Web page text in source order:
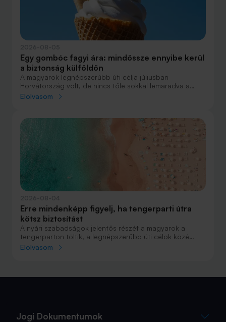
Egy gombóc fagyi ára: mindössze ennyibe kerül
a biztonság külföldön
A magyarok legnépszerűbb úti célja júliusban
Horvátország volt, de nincs tőle sokkal lemaradva a
júniust megnyerő Olaszország sem. A tengerparti
nyaralásnak, mint repülővel.
Elolvasom
Erre mindenképp figyelj, ha tengerparti útra
kötsz biztosítást
A nyári szabadságok jelentős részét a magyarok a
tengerparton töltik, a legnépszerűbb úti célok közé
Horvátország, Olaszország és Görögország tartozik. A
sokszor az utolsó pillanatra marad.
Elolvasom
Jogi Dokumentumok